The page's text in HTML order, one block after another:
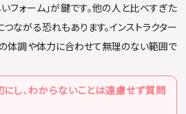
いフォーム」が鍵です。他の人と比べすぎた
つながる恐れもあります。インストラクター
体調や体力に合わせて無理のない範囲で
し、わからないことは遠慮せず質問